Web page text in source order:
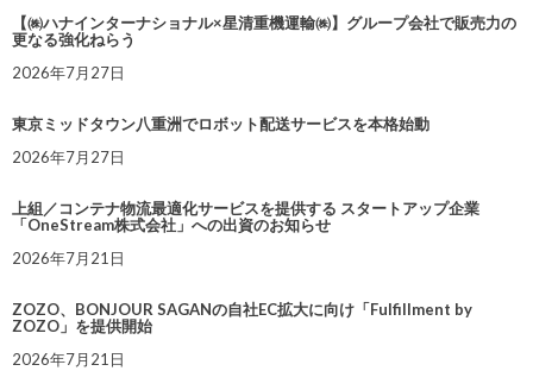
【㈱ハナインターナショナル×星清重機運輸㈱】グループ会社で販売力の
更なる強化ねらう
2026年7月27日
東京ミッドタウン八重洲でロボット配送サービスを本格始動
2026年7月27日
上組／コンテナ物流最適化サービスを提供する スタートアップ企業
「OneStream株式会社」への出資のお知らせ
2026年7月21日
ZOZO、BONJOUR SAGANの自社EC拡大に向け「Fulfillment by
ZOZO」を提供開始
2026年7月21日